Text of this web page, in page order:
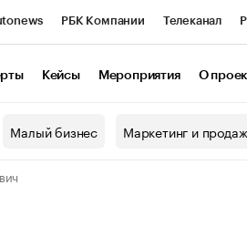
РБК Компании Телеканал
Кейсы Мероприятия О
Малый бизнес Маркетинг и